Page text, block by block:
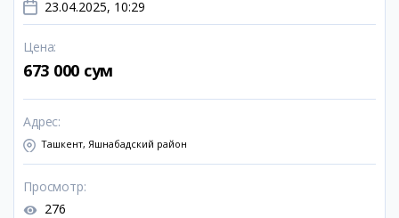
23.04.2025, 10:29
Цена:
673 000 сум
Адрес:
Ташкент, Яшнабадский район
Просмотр:
276